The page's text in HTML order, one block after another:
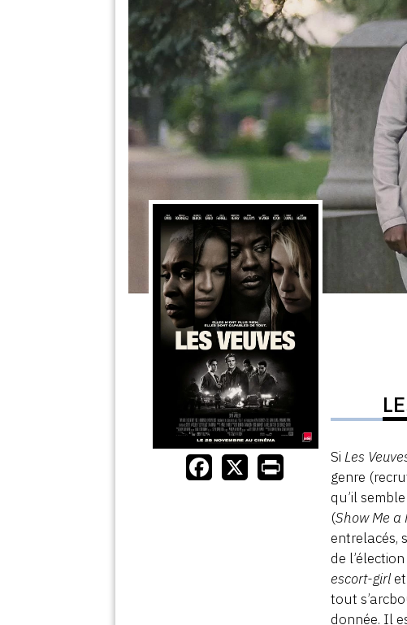
SiLes
genre
qu’il
(Show Me a
entrelacés,
de
escort-girl
tout
donnée. Il